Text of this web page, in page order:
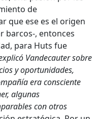
de
que ese es el origen
barcos-, entonces
para Huts fue
Vandecauter sobre
y oportunidades,
era consciente
algunas
con otros